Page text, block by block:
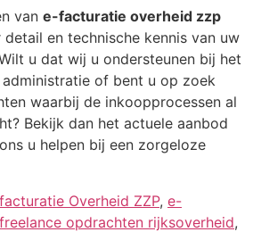
van e-facturatie overheid zzp
en technische kennis van uw
u dat wij u ondersteunen bij het
of bent u op zoek
waarbij de inkoopprocessen al
Bekijk dan het actuele aanbod
u helpen bij een zorgeloze
Overheid ZZP, e-
freelance opdrachten rijksoverheid,